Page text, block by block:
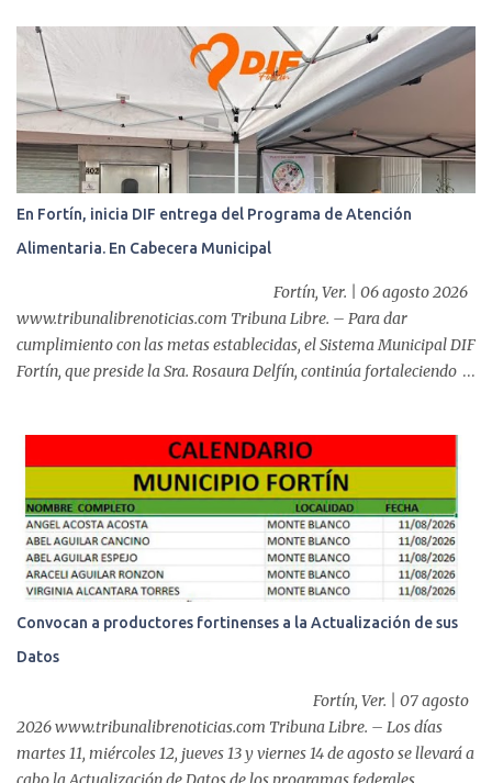
incluyen endoscopia, colonoscopia y colangiopancreatografía
retrógrada endoscópica (CPRE), con equipo de alta tecnología de
videoendoscopia gástrica y con especialistas certificados. Además
se cuenta con endoscopios de última tecnología que permiten
diagnósticos con mayor certeza y sin dolor para el paciente, a
través de la atención de un equipo de profesionales
multidisciplinario: tres endoscopistas, anestesiólogo y personal
auxiliar y de enfermería. En esta semana, se realizó un nuevo caso
de éxito, pues a través de la colocación de un stent metálico
esofágico, una derechohabiente con un tumor en el ...
En Fortín, inicia DIF entrega del Programa de Atención
Alimentaria. En Cabecera Municipal
Fortín, Ver. | 06 agosto 2026
www.tribunalibrenoticias.com Tribuna Libre. – Para dar
cumplimiento con las metas establecidas, el Sistema Municipal DIF
Fortín, que preside la Sra. Rosaura Delfín, continúa fortaleciendo
Días y Primera Infancia” que inició este miércoles en la cabecera
municipal. Se trata de una estrategia que busca contribuir al
desarrollo y la nutrición de niñas, niños y mujeres en esta
importante etapa de vida. Durante la jornada, en la explanada del
Súper Ahorros, el director del organismo asistencial, Lic. Carlos
Adiel Pereda, realizó un recorrido por las sedes de entre...
Convocan a productores fortinenses a la Actualización de sus
Datos
Fortín, Ver. | 07 agosto
2026 www.tribunalibrenoticias.com Tribuna Libre. – Los días
martes 11, miércoles 12, jueves 13 y viernes 14 de agosto se llevará a